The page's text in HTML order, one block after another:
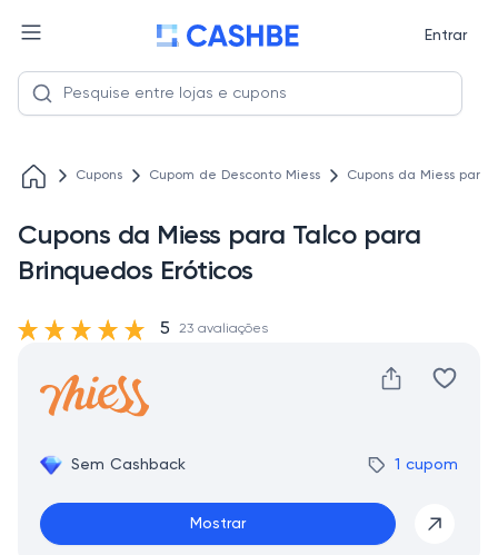
Entrar
Cupons Cupom de Desconto Miess Cupons da Miess para
Cupons da Miess para Talco para
Brinquedos Eróticos
Sem Cashback 1 cupom
Mostrar
5 23 avaliações